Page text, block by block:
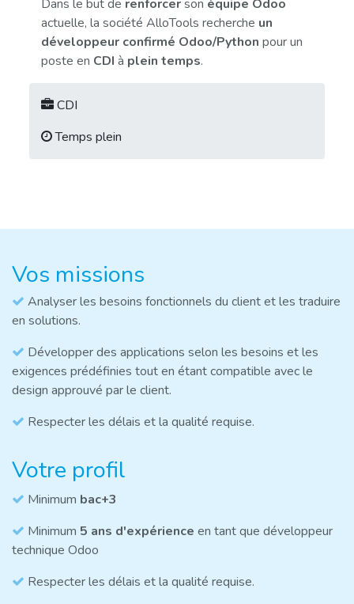
Dans le but de renforcerson équipe Odoo
actuelle, la société AlloTools recherche un
développeur confirmé Odoo/Pythonpour un
poste en CDI à plein temps.
CDI
Temps plein
Vos missions
Analyser les besoins fonctionnels du client et les traduire
en solutions.
Développer des applications selon les besoins et les
exigences prédéfinies tout en étant compatible avec le
design approuvé par le client.
Respecter les délais et la qualité requise.
Votre profil
Minimum bac+3
Minimum 5 ans d'expérience en tant que développeur
technique Odoo
Respecter les délais et la qualité requise.